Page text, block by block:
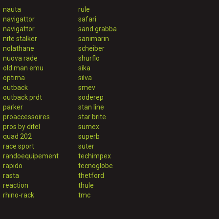
nauta
navigattor
navigattor
nite stalker
nolathane
nuova rade
old man emu
optima
outback
outback prdt
parker
proaccessoires
pros by ditel
quad 202
race sport
randoequipement
rapido
rasta
reaction
rhino-rack
rule
safari
sand grabba
sanimarin
scheiber
shurflo
sika
silva
smev
soderep
stan line
star brite
sumex
superb
suter
techimpex
tecnoglobe
thetford
thule
tmc